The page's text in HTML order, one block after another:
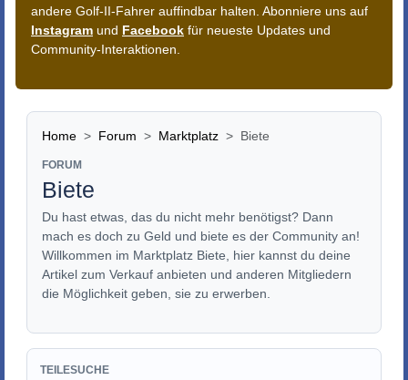
andere Golf-II-Fahrer auffindbar halten. Abonniere uns auf
Instagram und Facebook für neueste Updates und
Community-Interaktionen.
Home Forum Marktplatz Biete
FORUM
Biete
Du hast etwas, das du nicht mehr benötigst? Dann
mach es doch zu Geld und biete es der Community an!
Willkommen im Marktplatz Biete, hier kannst du deine
Artikel zum Verkauf anbieten und anderen Mitgliedern
die Möglichkeit geben, sie zu erwerben.
TEILESUCHE